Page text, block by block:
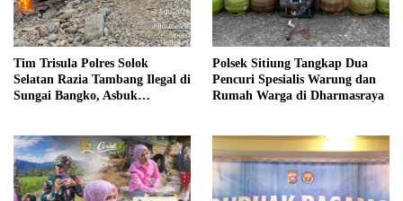
Tim Trisula Polres Solok
Selatan Razia Tambang Ilegal di
Sungai Bangko, Asbuk
Polsek Sitiung Tangkap Dua
Pencuri Spesialis Warung dan
Rumah Warga di Dharmasraya